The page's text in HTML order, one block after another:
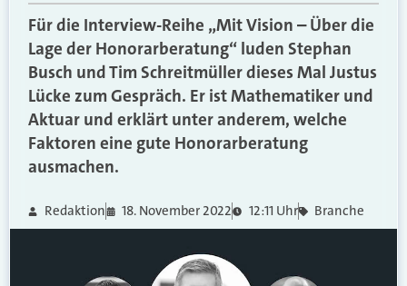
Für die Interview-Reihe „Mit Vision – Über die
Lage der Honorarberatung“ luden Stephan
Busch und Tim Schreitmüller dieses Mal Justus
Lücke zum Gespräch. Er ist Mathematiker und
Aktuar und erklärt unter anderem, welche
Faktoren eine gute Honorarberatung
ausmachen.
Redaktion 18. November 2022 12:11 Uhr Branche